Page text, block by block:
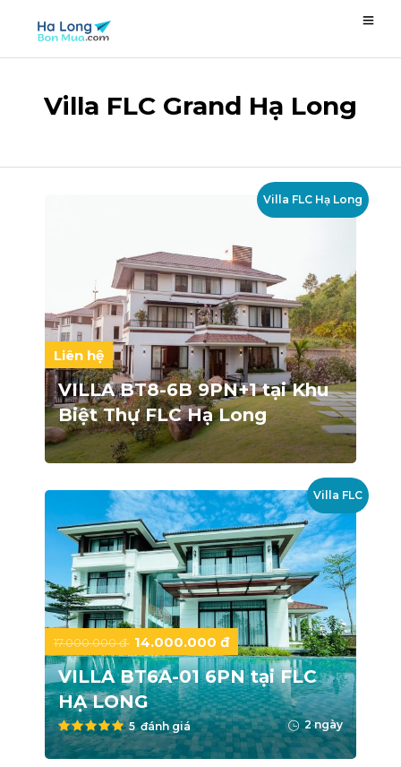
Villa FLC Grand Hạ Long
Villa FLC Hạ Long
Liên hệ
VILLA BT8-6B 9PN+1 tại Khu
Biệt Thự FLC Hạ Long
Villa FLC
17.000.000 đ 14.000.000 đ
VILLA BT6A-01 6PN tại FLC
HẠ LONG
5 đánh giá 2 ngày